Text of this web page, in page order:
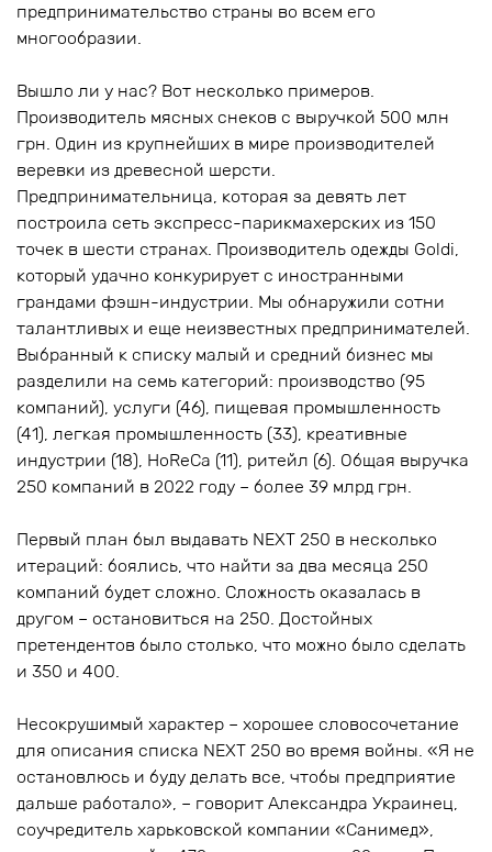
предпринимательство страны во всем его
многообразии.
Вышло ли у нас? Вот несколько примеров.
Производитель мясных снеков с выручкой 500 млн
грн. Один из крупнейших в мире производителей
веревки из древесной шерсти.
Предпринимательница, которая за девять лет
построила сеть экспресс-парикмахерских из 150
точек в шести странах. Производитель одежды Goldi,
который удачно конкурирует с иностранными
грандами фэшн-индустрии. Мы обнаружили сотни
талантливых и еще неизвестных предпринимателей.
Выбранный к списку малый и средний бизнес мы
разделили на семь категорий: производство (95
компаний), услуги (46), пищевая промышленность
(41), легкая промышленность (33), креативные
индустрии (18), HoReCa (11), ритейл (6). Общая выручка
250 компаний в 2022 году – более 39 млрд грн.
Первый план был выдавать NEXT 250 в несколько
итераций: боялись, что найти за два месяца 250
компаний будет сложно. Сложность оказалась в
другом – остановиться на 250. Достойных
претендентов было столько, что можно было сделать
и 350 и 400.
Несокрушимый характер – хорошее словосочетание
для описания списка NEXT 250 во время войны. «Я не
остановлюсь и буду делать все, чтобы предприятие
дальше работало», – говорит Александра Украинец,
соучредитель харьковской компании «Санимед»,